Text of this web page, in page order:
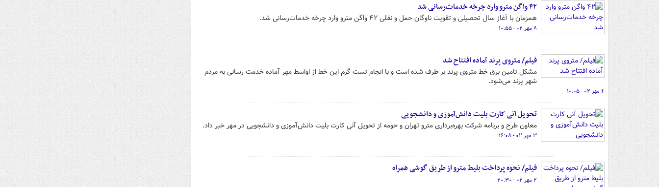
۴٢ واگن مترو وارد چرخه خدمات‌رسانی شد
همزمان با آغاز سال تحصیلی و تقویت ناوگان حمل و نقلی ۴٢ واگن مترو وارد چرخه خدمات‌رسانی شد.
۸ مهر ۰۲ - ۱۰:۵۵
فیلم/ متروی پرند آماده افتتاح شد
مشکل تامین برق خط متروی پرند بر طرف شده است و با انجام تست گرم این خط از اواسط مهر آماده خدمت رسانی به مردم
شهر پرند می‌شود.
۴ مهر ۰۲ - ۱۰:۰۵
تحویل آنی کارت بلیت دانش‌آموزی و دانشجویی
معاون طرح و برنامه شرکت بهره‌برداری مترو تهران و حومه از تحویل آنی کارت بلیت دانش‌آموزی و دانشجویی در مهر خبر داد.
۳ مهر ۰۲ - ۱۶:۰۸
فیلم/ نحوه پرداخت بلیط مترو از طریق گوشی همراه
۲ مهر ۰۲ - ۲۰:۳۰